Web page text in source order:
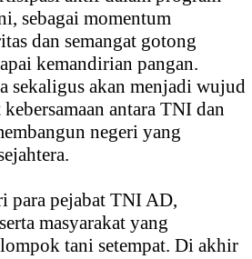
sebagai momentum
dan semangat gotong
kemandirian pangan.
sekaligus akan menjadi wujud
antara TNI dan
negeri yang
para pejabat TNI AD,
masyarakat yang
tani setempat. Di akhir